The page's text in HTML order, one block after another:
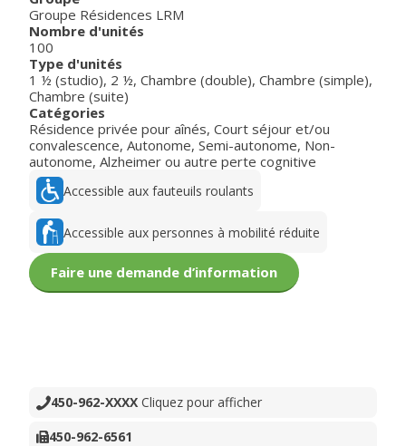
Groupe Résidences LRM
Nombre d'unités
100
Type d'unités
1 ½ (studio), 2 ½, Chambre (double), Chambre (simple),
Chambre (suite)
Catégories
Résidence privée pour aînés, Court séjour et/ou
convalescence, Autonome, Semi-autonome, Non-
autonome, Alzheimer ou autre perte cognitive
Accessible aux fauteuils roulants
Accessible aux personnes à mobilité réduite
Faire une demande d’information
450-962-XXXX Cliquez pour afficher
450-962-6561